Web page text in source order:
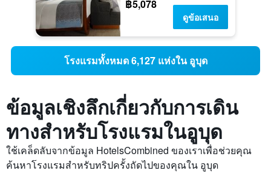
฿5,078
ดูข้อเสนอ
โรงแรมทั้งหมด 6,127 แห่งใน อูบุด
ข้อมูลเชิงลึกเกี่ยวกับการเดิน
ทางสำหรับโรงแรมในอูบุด
ใช้เคล็ดลับจากข้อมูล HotelsCombined ของเราเพื่อช่วยคุณ
ค้นหาโรงแรมสำหรับทริปครั้งถัดไปของคุณใน อูบุด